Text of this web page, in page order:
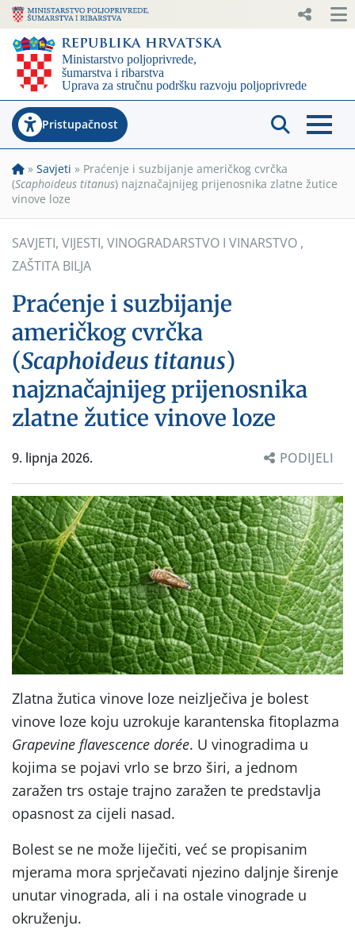
Pristupačnost
» Savjeti » Praćenje i suzbijanje američkog cvrčka
(Scaphoideus titanus) najznačajnijeg prijenosnika zlatne žutice
vinove loze
SAVJETI, VIJESTI, VINOGRADARSTVO I VINARSTVO ,
ZAŠTITA BILJA
Praćenje i suzbijanje
američkog cvrčka
(Scaphoideus titanus)
najznačajnijeg prijenosnika
zlatne žutice vinove loze
9. lipnja 2026. PODIJELI
Zlatna žutica vinove loze neizlječiva je bolest
vinove loze koju uzrokuje karantenska fitoplazma
Grapevine flavescence dorée. U vinogradima u
kojima se pojavi vrlo se brzo širi, a jednom
zaražen trs ostaje trajno zaražen te predstavlja
opasnost za cijeli nasad.
Bolest se ne može liječiti, već se propisanim
mjerama mora sprječavati njezino daljnje širenje
unutar vinograda, ali i na ostale vinograde u
okruženju.